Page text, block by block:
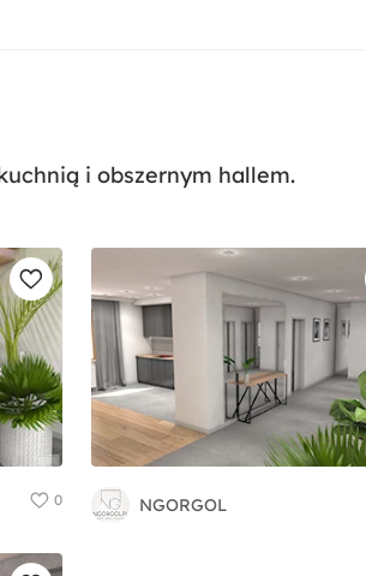
i obszernym hallem.
0 NGORGOL